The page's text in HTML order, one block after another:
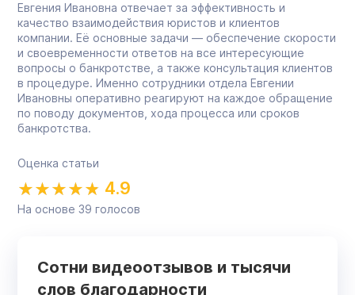
Евгения Ивановна отвечает за эффективность и
качество взаимодействия юристов и клиентов
компании. Её основные задачи — обеспечение скорости
и своевременности ответов на все интересующие
вопросы о банкротстве, а также консультация клиентов
в процедуре. Именно сотрудники отдела Евгении
Ивановны оперативно реагируют на каждое обращение
по поводу документов, хода процесса или сроков
банкротства.
Оценка статьи
4.9
На основе 39 голосов
Сотни видеоотзывов и тысячи
слов благодарности